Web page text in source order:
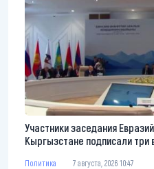
Участники заседания
Кыргызстане подписали
Политика 7 августа, 2026 10:47